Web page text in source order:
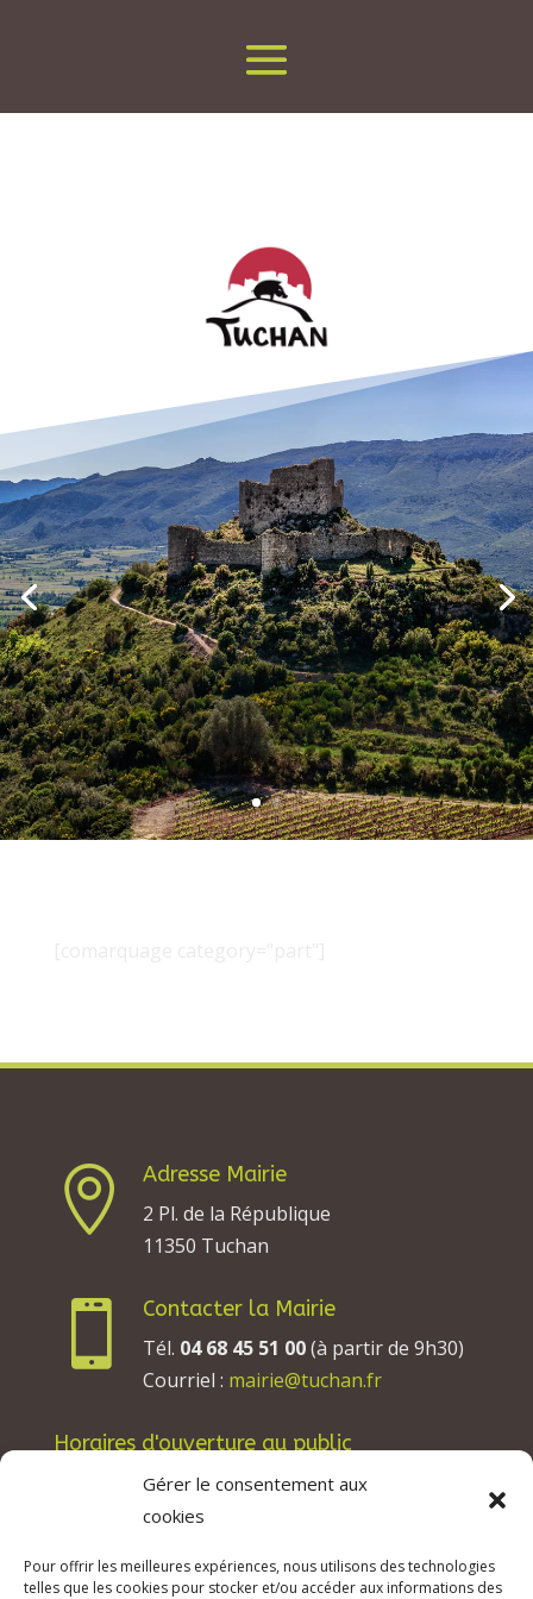
Gérer le consentement aux
cookies
Pour offrir les meilleures expériences, nous utilisons des technologies
telles que les cookies pour stocker et/ou accéder aux informations des

Adresse Mairie
2 Pl. de la République
11350 Tuchan

Contacter la Mairie
Tél. 04 68 45 51 00(à partir de 9h30)
Courriel : mairie@tuchan.fr
Horaires d'ouverture au public
Les lundis, mardis et jeudis : de 8h à 12h et de
13h30 à 17h30.
Les vendredis : de 8h à 12h.